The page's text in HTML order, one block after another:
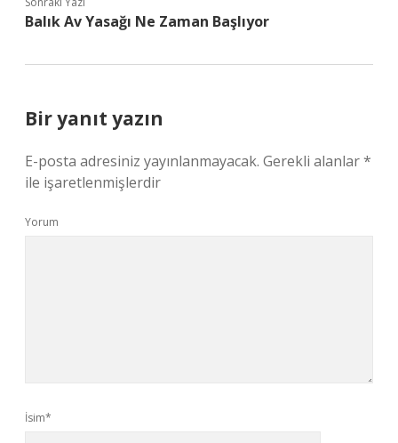
Balık Av Yasağı Ne Zaman Başlıyor
Bir yanıt yazın
E-posta adresiniz yayınlanmayacak. Gerekli alanlar*
ile işaretlenmişlerdir
Yorum
İsim*